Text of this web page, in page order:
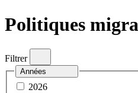
Politiques
Filtrer
Années
2026